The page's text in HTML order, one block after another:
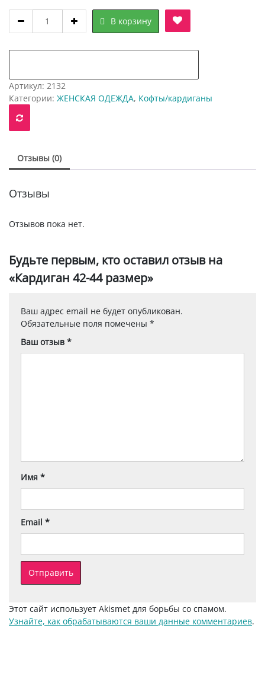
размер
В корзину
Артикул: 2132
Категории: ЖЕНСКАЯ ОДЕЖДА, Кофты/кардиганы
Отзывы (0)
Отзывы
Отзывов пока нет.
Будьте первым, кто оставил отзыв на
«Кардиган 42-44 размер»
Ваш адрес email не будет опубликован.
Обязательные поля помечены *
Ваш отзыв *
Имя *
Email *
Этот сайт использует Akismet для борьбы со спамом.
Узнайте, как обрабатываются ваши данные комментариев.